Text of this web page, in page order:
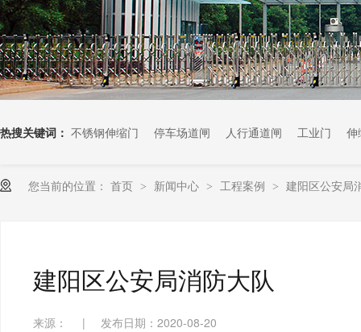
热搜关键词： 不锈钢伸缩门 停车场道闸 人行通道闸 工业门 伸
您当前的位置： 首页 > 新闻中心 > 工程案例 > 建阳区公安局
建阳区公安局消防大队
来源： | 发布日期：2020-08-20